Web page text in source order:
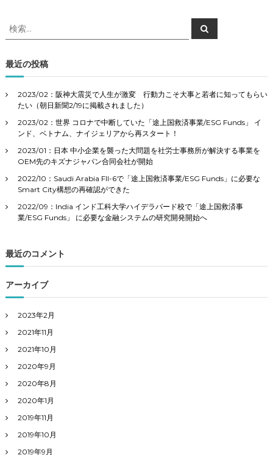
検
索
象
:
検
索
最近の投稿
2023/02：阪神大震災で人生が激変 行動力こそ大事と若者に知ってもらい
たい（朝日新聞2/19に掲載されました）
2023/02：世界 コロナで中断していた「途上国救済事業/ESG Funds」 イ
ンド、ベトナム、ナイジェリアから再スタート！
2023/01：日本 中小企業を襲った大問題を社労士事務所が解決する事業を
OEM先のキズナジャパン合同会社が開始
2022/10：Saudi Arabia FII-6で「途上国救済事業/ESG Funds」に必要な
Smart City構想の再確認ができた
2022/09：India インド工科大学ハイデラバード校で「途上国救済事
業/ESG Funds」 に必要な金融システムの研究開発開始へ
最近のコメント
アーカイブ
2023年2月
2021年11月
2021年10月
2020年9月
2020年8月
2020年1月
2019年11月
2019年10月
2019年9月